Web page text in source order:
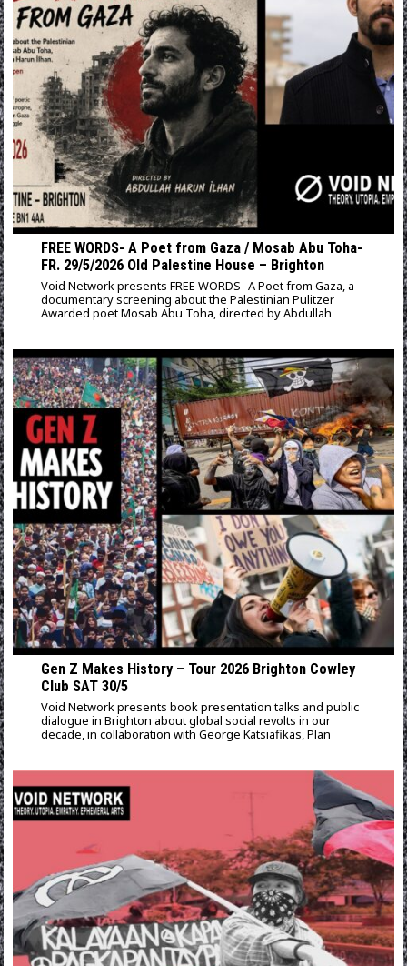
FREE WORDS- A Poet from Gaza / Mosab Abu Toha-
FR. 29/5/2026 Old Palestine House – Brighton
Void Network presents FREE WORDS- A Poet from Gaza, a
documentary screening about the Palestinian Pulitzer
Awarded poet Mosab Abu Toha, directed by Abdullah
Gen Z Makes History – Tour 2026 Brighton Cowley
Club SAT 30/5
Void Network presents book presentation talks and public
dialogue in Brighton about global social revolts in our
decade, in collaboration with George Katsiafikas, Plan